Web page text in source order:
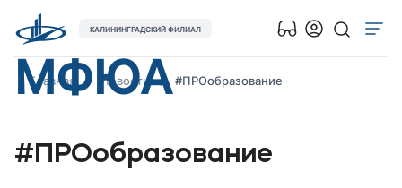
МФЮА
КАЛИНИНГРАДСКИЙ ФИЛИАЛ
Об университете
Абитуриенту
Главная Новости #ПРОобразование
#ПРОобразование